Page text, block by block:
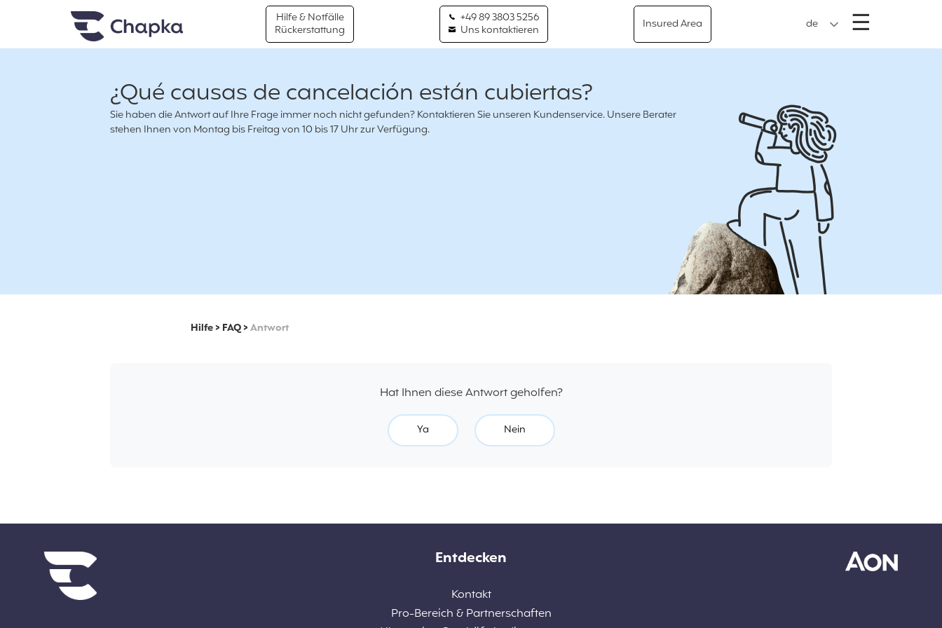
Chapka travel Insurance
Hilfe & Notfälle
Rückerstattung
+49 89 3803 5256
Uns kontaktieren
Insured Area de ☰
¿Qué causas de cancelación están cubiertas?
Sie haben die Antwort auf Ihre Frage immer noch nicht gefunden? Kontaktieren Sie unseren Kundenservice. Unsere Berater
stehen Ihnen von Montag bis Freitag von 10 bis 17 Uhr zur Verfügung.
Hilfe> FAQ>Antwort
Hat Ihnen diese Antwort geholfen?
Ya Nein
Diverse links Entdecken
Kontakt
Pro-Bereich & Partnerschaften